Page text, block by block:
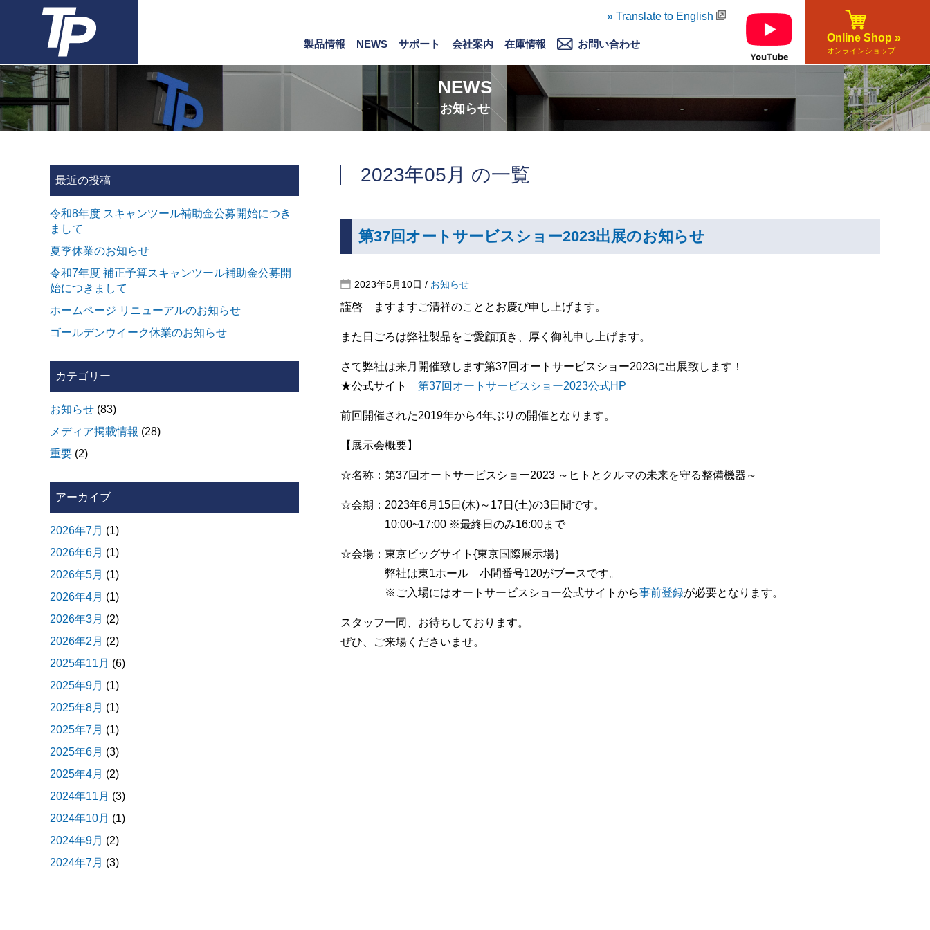
Online Shop »
オンラインショップ
» Translate to English
製品情報
製品情報
バージョンアップ情報
NEWS サポート
ソフト一覧
対象車種一覧
サポート情報
ダウンロード
購入について
会社案内
ごあいさつ
会社概要
徹底した自社開発
ストーリー
採用情報
募集要項
在庫情報 お問い合わせ
お問い合わせ
解析依頼
NEWS
お知らせ
2023年05月 の一覧
第37回オートサービスショー2023出展のお知らせ
2023年5月10日 / お知らせ
謹啓 ますますご清祥のこととお慶び申し上げます。
また日ごろは弊社製品をご愛顧頂き、厚く御礼申し上げます。
さて弊社は来月開催致します第37回オートサービスショー2023に出展致します！
★公式サイト 第37回オートサービスショー2023公式HP
前回開催された2019年から4年ぶりの開催となります。
【展示会概要】
☆名称：第37回オートサービスショー2023 ～ヒトとクルマの未来を守る整備機器～
☆会期：2023年6月15日(木)～17日(土)の3日間です。
10:00~17:00 ※最終日のみ16:00まで
☆会場：東京ビッグサイト{東京国際展示場｝
弊社は東1ホール 小間番号120がブースです。
※ご入場にはオートサービスショー公式サイトから事前登録が必要となります。
スタッフ一同、お待ちしております。
ぜひ、ご来場くださいませ。
最近の投稿
令和8年度 スキャンツール補助金公募開始につき
まして
夏季休業のお知らせ
令和7年度 補正予算スキャンツール補助金公募開
始につきまして
ホームページ リニューアルのお知らせ
ゴールデンウイーク休業のお知らせ
カテゴリー
お知らせ (83)
メディア掲載情報 (28)
重要 (2)
アーカイブ
2026年7月 (1)
2026年6月 (1)
2026年5月 (1)
2026年4月 (1)
2026年3月 (2)
2026年2月 (2)
2025年11月 (6)
2025年9月 (1)
2025年8月 (1)
2025年7月 (1)
2025年6月 (3)
2025年4月 (2)
2024年11月 (3)
2024年10月 (1)
2024年9月 (2)
2024年7月 (3)